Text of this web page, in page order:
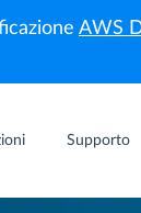
AWS
Supporto